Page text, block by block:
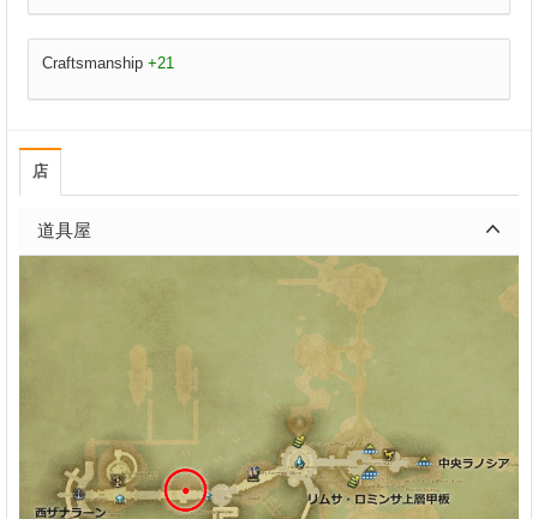
Craftsmanship +21
店
道具屋